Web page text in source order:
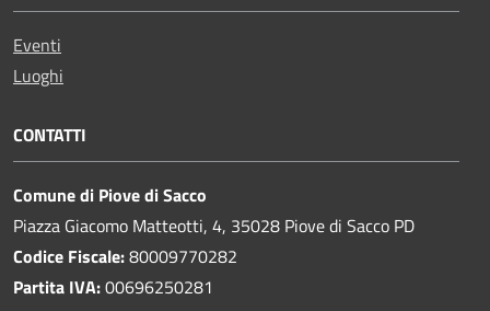
Eventi
Luoghi
CONTATTI
Comune di Piove di Sacco
Piazza Giacomo Matteotti, 4, 35028 Piove di Sacco PD
Codice Fiscale:80009770282
Partita IVA:00696250281